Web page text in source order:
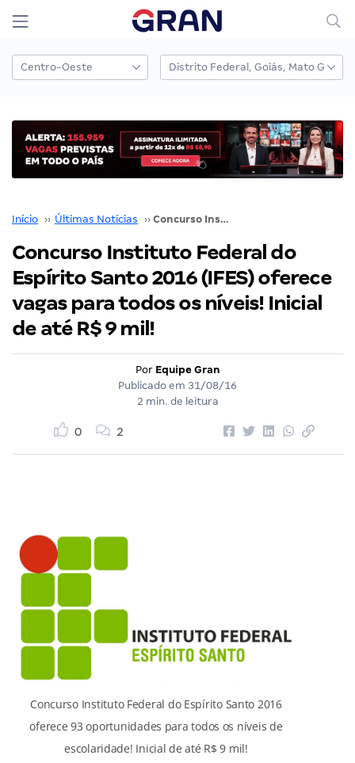
Início ›› Últimas Notícias ›› Concurso Instituto Federal do Espírito Santo 2016 (IFES) oferece vagas para todos os níveis! Inicial de até R$ 9 mil!
Concurso Instituto Federal do
Espírito Santo 2016 (IFES) oferece
vagas para todos os níveis! Inicial
de até R$ 9 mil!
Por Equipe Gran
Publicado em 31/08/16
2 min. de leitura
0 2
Concurso Instituto Federal do Espírito Santo 2016
oferece 93 oportunidades para todos os níveis de
escolaridade! Inicial de até R$ 9 mil!